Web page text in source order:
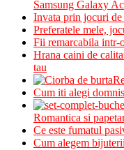
Samsung Galaxy
Invata prin jocuri de
Preferatele mele,
Fii remarcabila intr-
Hrana caini de
tau
Cum iti alegi
Romantica si
Ce este fumatul
Cum alegem